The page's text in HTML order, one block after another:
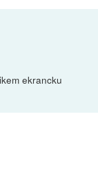
ekrancku